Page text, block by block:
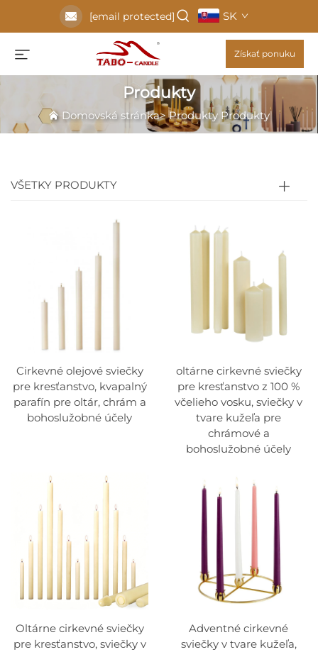
[email protected] SK
Získať ponuku
Produkty
Domovská stránka>Produkty Produkty
VŠETKY PRODUKTY
Cirkevné olejové sviečky
pre kresťanstvo, kvapalný
parafín pre oltár, chrám a
bohoslužobné účely
oltárne cirkevné sviečky
pre kresťanstvo z 100 %
včelieho vosku, sviečky v
tvare kužeľa pre
chrámové a
bohoslužobné účely
Oltárne cirkevné sviečky
pre kresťanstvo, sviečky v
Adventné cirkevné
sviečky v tvare kužeľa,